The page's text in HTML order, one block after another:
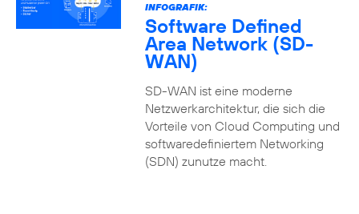
INFOGRAFIK:
Software Defined
Area Network (SD-
WAN)
SD-WAN ist eine moderne
Netzwerkarchitektur, die sich die
Vorteile von Cloud Computing und
softwaredefiniertem Networking
(SDN) zunutze macht.